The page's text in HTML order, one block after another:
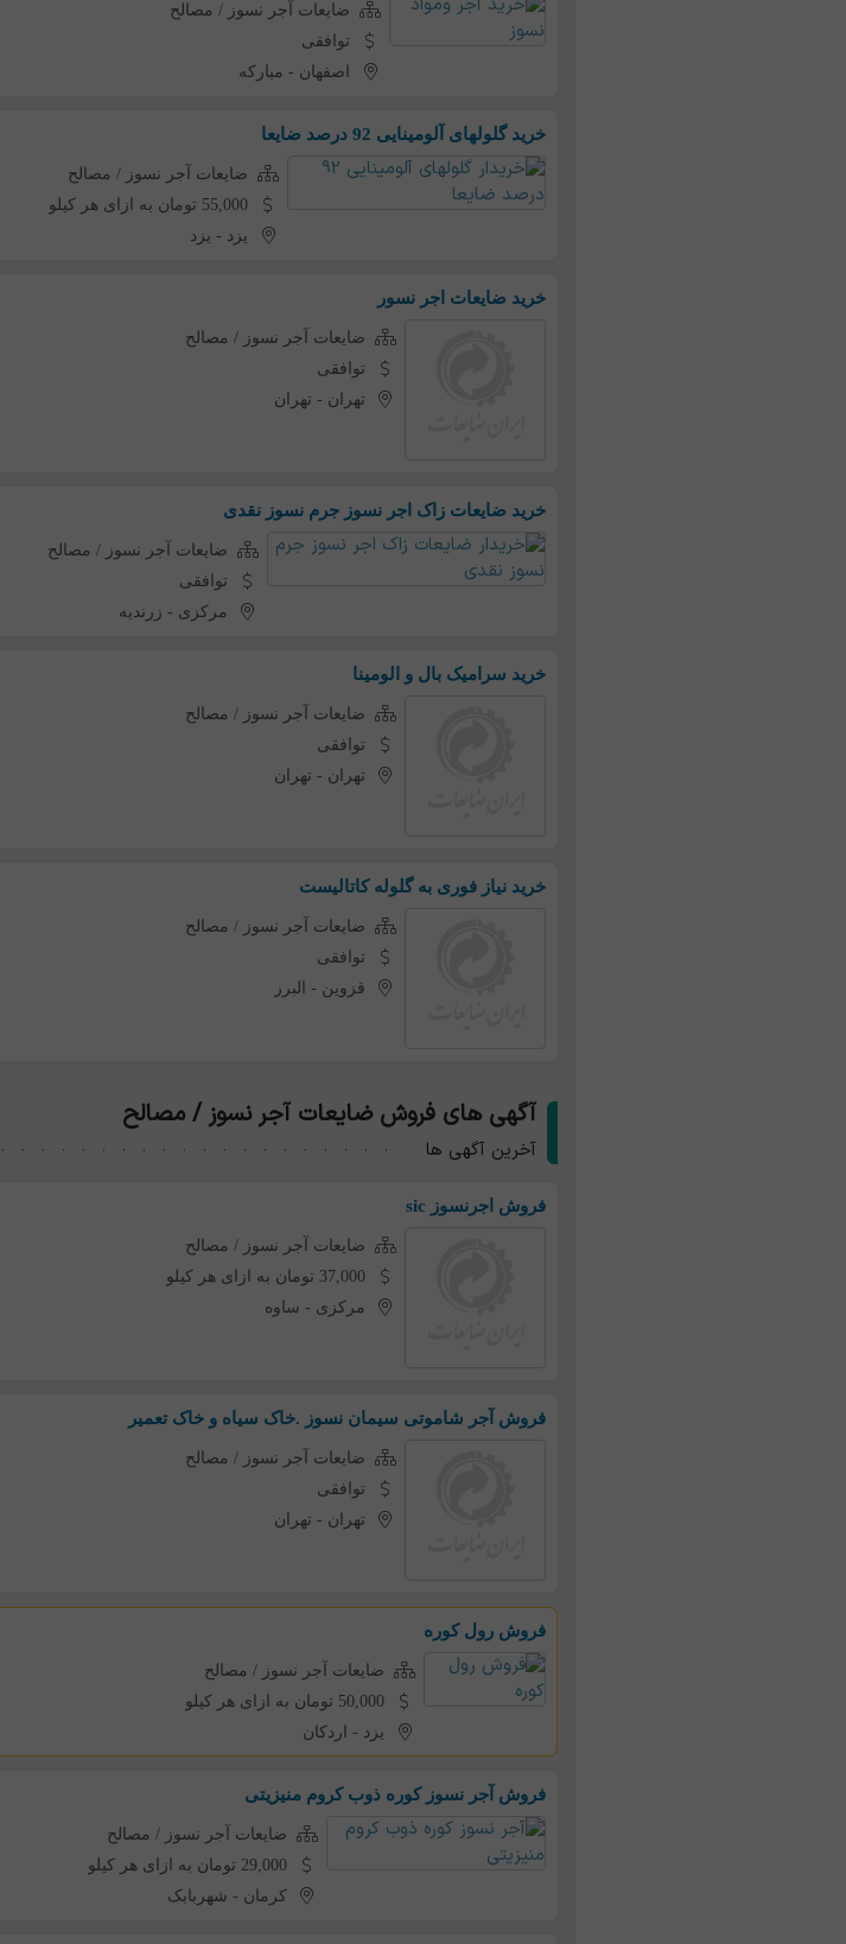
ضایعات آجر نسوز / مصالح
توافقی
اصفهان - مبارکه
خرید گلولهای آلومینایی 92 درصد ضایعا
ضایعات آجر نسوز / مصالح
55,000 تومان به ازای هر کیلو
یزد - یزد
خرید ضایعات اجر نسور
ضایعات آجر نسوز / مصالح
توافقی
تهران -تهران
خرید ضایعات زاک اجر نسوز جرم نسوز نقدی
ضایعات آجر نسوز / مصالح
توافقی
مرکزی - زرندیه
خرید سرامیک بال و الومینا
ضایعات آجر نسوز / مصالح
توافقی
تهران -تهران
خرید نیاز فوری به گلوله کاتالیست
ضایعات آجر نسوز / مصالح
توافقی
قزوین - البرز
آگهی های فروش ضایعات آجر نسوز / مصالح
آخرین آگهی ها
فروش اجرنسوز sic
ضایعات آجر نسوز / مصالح
37,000 تومان به ازای هر کیلو
مرکزی - ساوه
فروش آجر شاموتی سیمان نسوز .خاک سیاه و خاک تعمیر
ضایعات آجر نسوز / مصالح
توافقی
تهران -تهران
فروش رول کوره
ضایعات آجر نسوز / مصالح
50,000 تومان به ازای هر کیلو
یزد - اردکان
فروش آجر نسوز کوره ذوب کروم منیزیتی
ضایعات آجر نسوز / مصالح
29,000 تومان به ازای هر کیلو
کرمان - شهربابک